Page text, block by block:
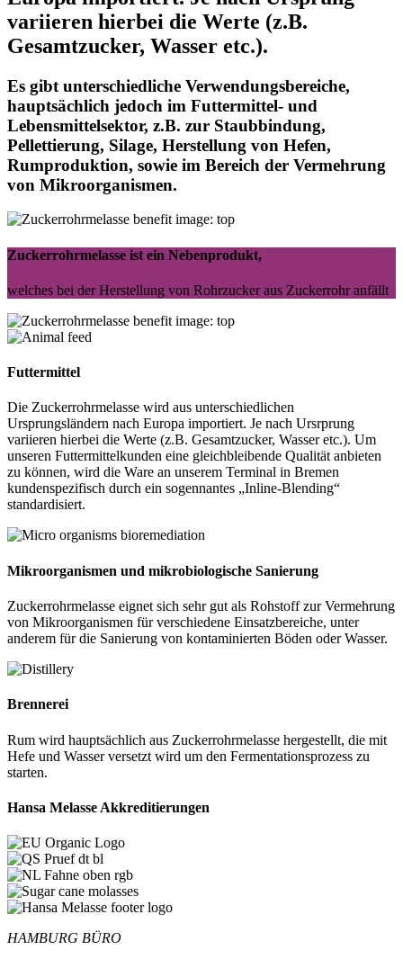
variieren hierbei die Werte (z.B.
Gesamtzucker, Wasser etc.).
Es gibt unterschiedliche Verwendungsbereiche,
hauptsächlich jedoch im Futtermittel- und
Lebensmittelsektor, z.B. zur Staubbindung,
Pellettierung, Silage, Herstellung von Hefen,
Rumproduktion, sowie im Bereich der Vermehrung
von Mikroorganismen.
Zuckerrohrmelasse ist ein Nebenprodukt,
welches bei der Herstellung von Rohrzucker aus Zuckerrohr anfällt
Futtermittel
Die Zuckerrohrmelasse wird aus unterschiedlichen
Ursprungsländern nach Europa importiert. Je nach Ursrprung
variieren hierbei die Werte (z.B. Gesamtzucker, Wasser etc.). Um
unseren Futtermittelkunden eine gleichbleibende Qualität anbieten
zu können, wird die Ware an unserem Terminal in Bremen
kundenspezifisch durch ein sogennantes „Inline-Blending“
standardisiert.
Mikroorganismen und mikrobiologische Sanierung
Zuckerrohrmelasse eignet sich sehr gut als Rohstoff zur Vermehrung
von Mikroorganismen für verschiedene Einsatzbereiche, unter
anderem für die Sanierung von kontaminierten Böden oder Wasser.
Brennerei
Rum wird hauptsächlich aus Zuckerrohrmelasse hergestellt, die mit
Hefe und Wasser versetzt wird um den Fermentationsprozess zu
starten.
Hansa Melasse Akkreditierungen
HAMBURG BÜRO